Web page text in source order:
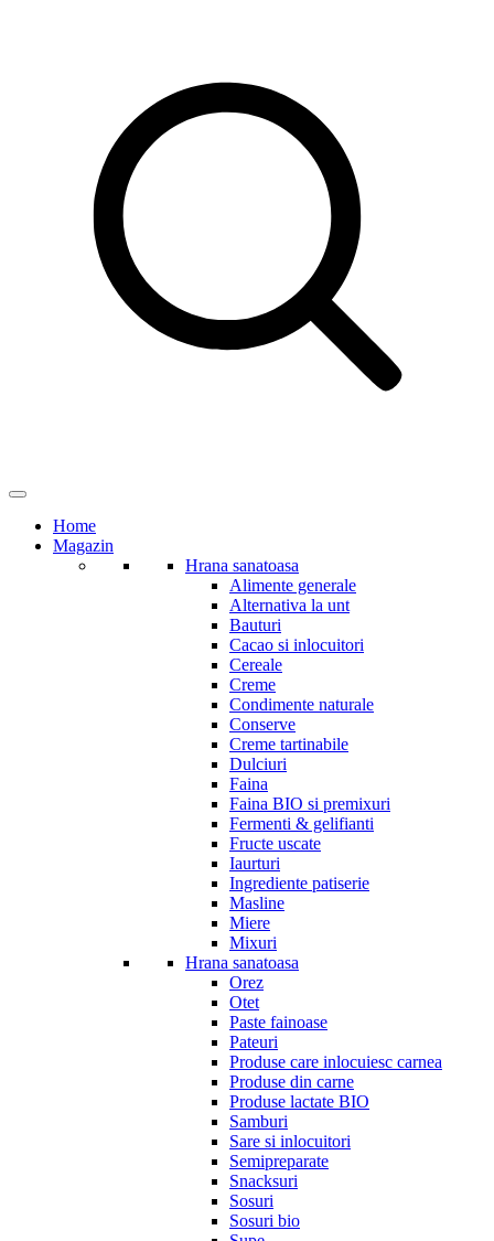
Home
Magazin
Hrana sanatoasa
Alimente generale
Alternativa la unt
Bauturi
Cacao si inlocuitori
Cereale
Creme
Condimente naturale
Conserve
Creme tartinabile
Dulciuri
Faina
Faina BIO si premixuri
Fermenti & gelifianti
Fructe uscate
Iaurturi
Ingrediente patiserie
Masline
Miere
Mixuri
Hrana sanatoasa
Orez
Otet
Paste fainoase
Pateuri
Produse care inlocuiesc carnea
Produse din carne
Produse lactate BIO
Samburi
Sare si inlocuitori
Semipreparate
Snacksuri
Sosuri
Sosuri bio